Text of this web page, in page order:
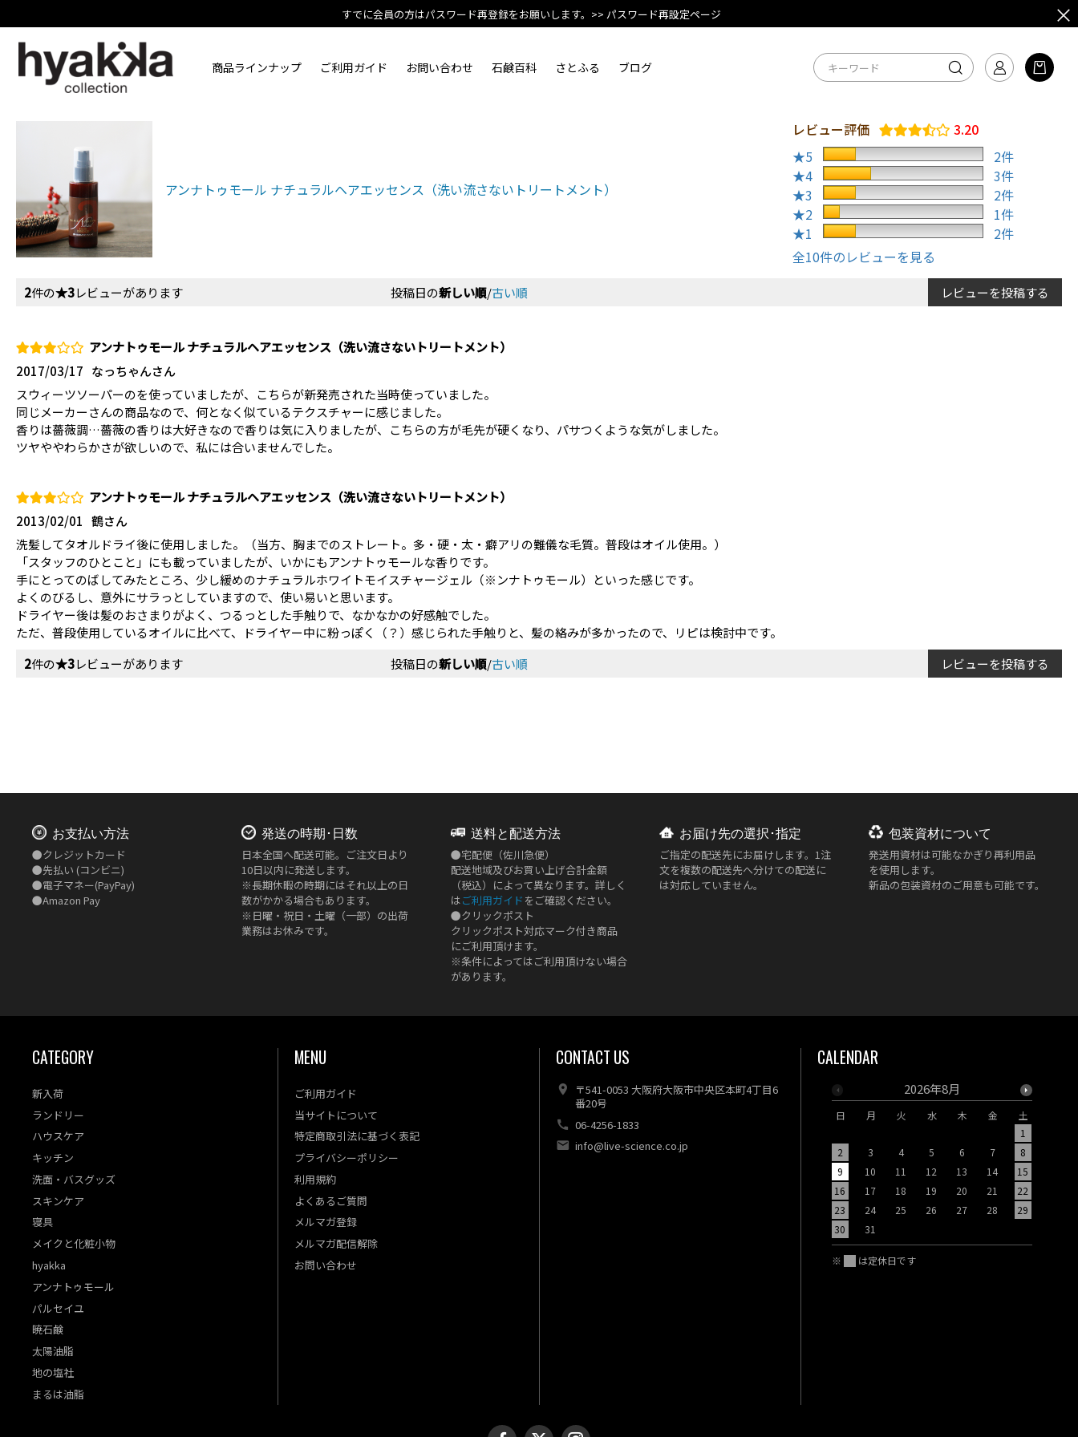
すでに会員の方はパスワード再登録をお願いします。 >> パスワード再設定ページ
商品ラインナップ ご利用ガイド お問い合わせ 石鹸百科 さとふる ブログ
アンナトゥモール ナチュラルヘアエッセンス（洗い流さないトリートメント）
レビュー評価
3.20
★5
2件
★4
3件
★3
2件
★2
1件
★1
2件
全10件のレビューを見る
2件の★3レビューがあります 投稿日の新しい順/古い順 レビューを投稿する
アンナトゥモール ナチュラルヘアエッセンス（洗い流さないトリートメント）
なっちゃんさん
2017/03/17
スウィーツソーパーのを使っていましたが、こちらが新発売された当時使っていました。
同じメーカーさんの商品なので、何となく似ているテクスチャーに感じました。
香りは薔薇調…薔薇の香りは大好きなので香りは気に入りましたが、こちらの方が毛先が硬くなり、パサつくような気がしました。
ツヤややわらかさが欲しいので、私には合いませんでした。
アンナトゥモール ナチュラルヘアエッセンス（洗い流さないトリートメント）
鶴さん
2013/02/01
洗髪してタオルドライ後に使用しました。（当方、胸までのストレート。多・硬・太・癖アリの難儀な毛質。普段はオイル使用。）
「スタッフのひとこと」にも載っていましたが、いかにもアンナトゥモールな香りです。
手にとってのばしてみたところ、少し緩めのナチュラルホワイトモイスチャージェル（※ンナトゥモール）といった感じです。
よくのびるし、意外にサラっとしていますので、使い易いと思います。
ドライヤー後は髪のおさまりがよく、つるっとした手触りで、なかなかの好感触でした。
ただ、普段使用しているオイルに比べて、ドライヤー中に粉っぽく（？）感じられた手触りと、髪の絡みが多かったので、リピは検討中です。
2件の★3レビューがあります 投稿日の新しい順/古い順 レビューを投稿する
お支払い方法
●クレジットカード
●先払い (コンビニ)
●電子マネー(PayPay)
●Amazon Pay
発送の時期･日数
日本全国へ配送可能。ご注文日より
10日以内に発送します。
※長期休暇の時期にはそれ以上の日
数がかかる場合もあります。
※日曜・祝日・土曜（一部）の出荷
業務はお休みです。
送料と配送方法
●宅配便（佐川急便）
配送地域及びお買い上げ合計金額
（税込）によって異なります。詳しく
はご利用ガイド をご確認ください。
●クリックポスト
クリックポスト対応マーク付き商品
にご利用頂けます。
※条件によってはご利用頂けない場合
があります。
お届け先の選択･指定
ご指定の配送先にお届けします。1注
文を複数の配送先へ分けての配送に
は対応していません。
包装資材について
発送用資材は可能なかぎり再利用品
を使用します。
新品の包装資材のご用意も可能です。
CATEGORY
新入荷
ランドリー
ハウスケア
キッチン
洗面・バスグッズ
スキンケア
寝具
メイクと化粧小物
hyakka
アンナトゥモール
パルセイユ
暁石鹸
太陽油脂
地の塩社
まるは油脂
MENU
ご利用ガイド
当サイトについて
特定商取引法に基づく表記
プライバシーポリシー
利用規約
よくあるご質問
メルマガ登録
メルマガ配信解除
お問い合わせ
CONTACT US
〒541-0053 大阪府大阪市中央区本町4丁目6
番20号
06-4256-1833
info@live-science.co.jp
CALENDAR
2026年8月
日 月 火 水 木 金
土
1
2
3 4 5 6 7
8
9
10 11 12 13 14
15
16
17 18 19 20 21
22
23
24 25 26 27 28
29
30
31
※ は定休日です